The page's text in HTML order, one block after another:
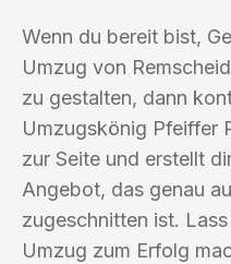
Wenn du bereit bist,
Umzug von
zu gestalten, dann
Umzugskönig Pfeiffer
zur Seite und erstellt
Angebot, das genau
zugeschnitten ist.
Umzug zum Erfolg